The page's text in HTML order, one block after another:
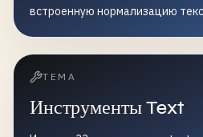
встроенную нормализацию
ТЕМА
Инструменты Text